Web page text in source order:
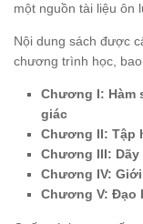
một nguồn tài liệu ôn
Nội dung sách được
chương trình học,
Chương I:
giác
Chương II: Tập
Chương III: Dãy
Chương IV:
Chương V: Đạo